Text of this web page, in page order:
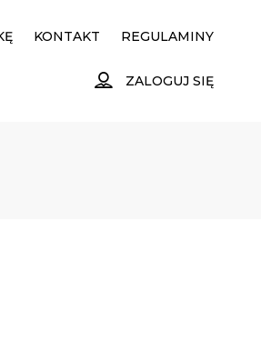
KONTAKT REGULAMINY
ZALOGUJ SIĘ